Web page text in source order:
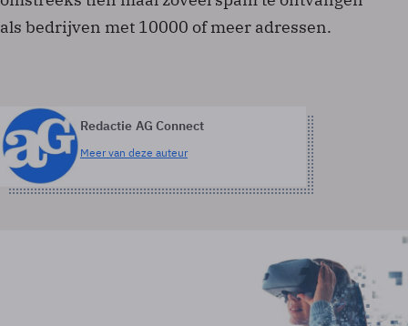
als bedrijven met 10000 of meer adressen.
Redactie AG Connect
Meer van deze auteur